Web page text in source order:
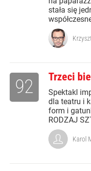
stała się
Trzeci
Spektakl
dla teatru i
form i
RODZAJ
92
Karol